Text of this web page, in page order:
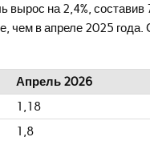
вырос на 2,4%,
чем в апреле 2025
Апрель 2026
1,18
1,8